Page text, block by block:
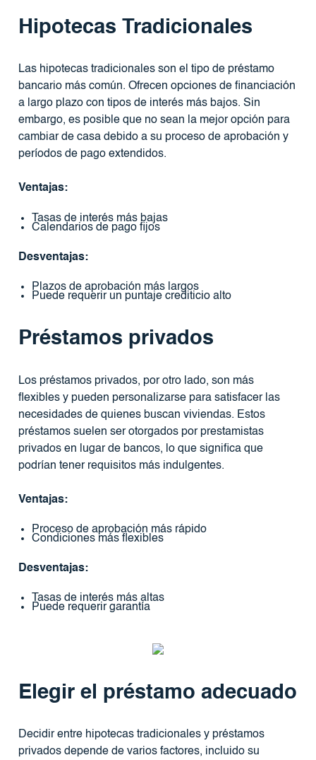
Hipotecas Tradicionales
Las hipotecas tradicionales son el tipo de préstamo
bancario más común. Ofrecen opciones de financiación
a largo plazo con tipos de interés más bajos. Sin
embargo, es posible que no sean la mejor opción para
cambiar de casa debido a su proceso de aprobación y
períodos de pago extendidos.
Ventajas:
Tasas de interés más bajas
Calendarios de pago fijos
Desventajas:
Plazos de aprobación más largos
Puede requerir un puntaje crediticio alto
Préstamos privados
Los préstamos privados, por otro lado, son más
flexibles y pueden personalizarse para satisfacer las
necesidades de quienes buscan viviendas. Estos
préstamos suelen ser otorgados por prestamistas
privados en lugar de bancos, lo que significa que
podrían tener requisitos más indulgentes.
Ventajas:
Proceso de aprobación más rápido
Condiciones más flexibles
Desventajas:
Tasas de interés más altas
Puede requerir garantía
Elegir el préstamo adecuado
Decidir entre hipotecas tradicionales y préstamos
privados depende de varios factores, incluido su